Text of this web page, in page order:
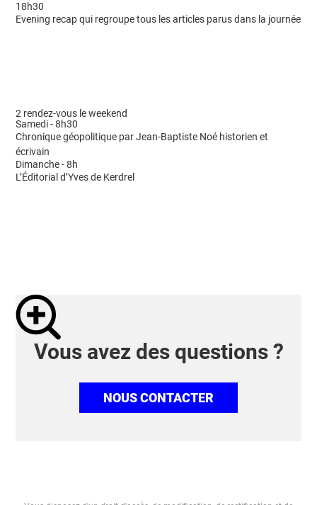
18h30
Evening recap qui regroupe tous les articles parus dans la journée
2 rendez-vous le weekend
Samedi - 8h30
Chronique géopolitique par Jean-Baptiste Noé historien et
écrivain
Dimanche - 8h
L’Éditorial d’Yves de Kerdrel
Vous avez des questions ?
NOUS CONTACTER